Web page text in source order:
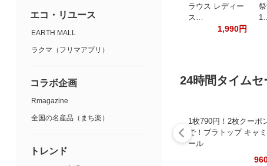
ラウス レディー
ス…
1,990円
24時間タイムセ
1枚790円！2枚クーポ
で！ブラトップ キャ
ール
エコ・リユース
EARTH MALL
ラクマ（フリマアプリ）
コラボ企画
Rmagazine
全国の名産品（まち楽）
トレンド